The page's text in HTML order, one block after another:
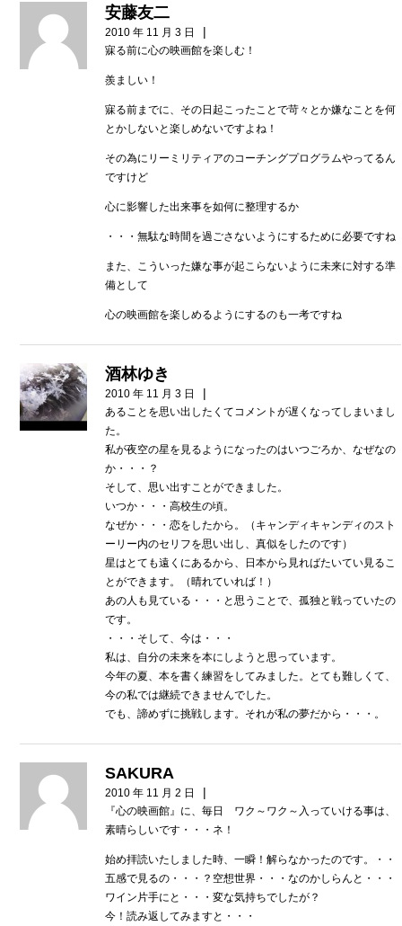
安藤友二
2010 年 11 月 3 日 |
寐る前に心の映画館を楽しむ！
羨ましい！
寐る前までに、その日起こったことで苛々とか嫌なことを何
とかしないと楽しめないですよね！
その為にリーミリティアのコーチングプログラムやってるん
ですけど
心に影響した出来事を如何に整理するか
・・・無駄な時間を過ごさないようにするために必要ですね
また、こういった嫌な事が起こらないように未来に対する準
備として
心の映画館を楽しめるようにするのも一考ですね
酒林ゆき
2010 年 11 月 3 日 |
あることを思い出したくてコメントが遅くなってしまいまし
た。
私が夜空の星を見るようになったのはいつごろか、なぜなの
か・・・？
そして、思い出すことができました。
いつか・・・高校生の頃。
なぜか・・・恋をしたから。（キャンディキャンディのスト
ーリー内のセリフを思い出し、真似をしたのです）
星はとても遠くにあるから、日本から見ればたいてい見るこ
とができます。（晴れていれば！）
あの人も見ている・・・と思うことで、孤独と戦っていたの
です。
・・・そして、今は・・・
私は、自分の未来を本にしようと思っています。
今年の夏、本を書く練習をしてみました。とても難しくて、
今の私では継続できませんでした。
でも、諦めずに挑戦します。それが私の夢だから・・・。
SAKURA
2010 年 11 月 2 日 |
『心の映画館』に、毎日 ワク～ワク～入っていける事は、
素晴らしいです・・・ネ！
始め拝読いたしました時、一瞬！解らなかったのです。・・
五感で見るの・・・？空想世界・・・なのかしらんと・・・
ワイン片手にと・・・変な気持ちでしたが？
今！読み返してみますと・・・